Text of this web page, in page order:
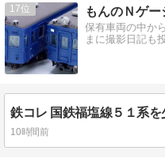
17 もんのＮゲー
保有車両の中か
まに撮影日記も
鉄コレ 国鉄福塩線５１系を
10時間前